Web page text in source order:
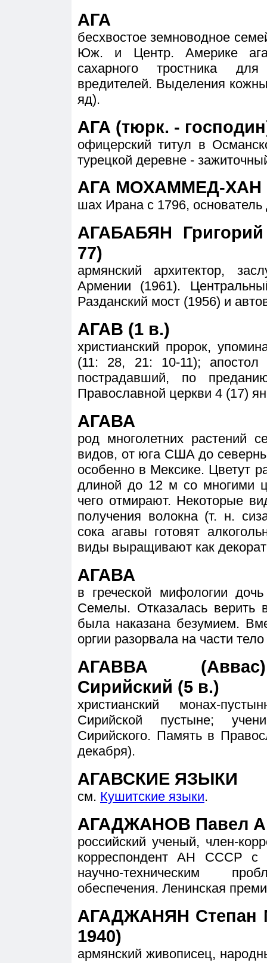
АГА
бесхвостое земноводное
Юж. и Центр. Америке ага
сахарного тростника
вредителей. Выделения
яд).
АГА (тюрк. -
офицерский титул в
турецкой деревне -
АГА МОХАММЕД-ХАН
шах Ирана с 1796,
АГАБАБЯН Григорий
77)
армянский архитектор,
Армении (1961).
Разданский мост (1956) и
АГАВ (1 в.)
христианский пророк,
(11: 28, 21: 10-11); апостол
пострадавший, по
Православной церкви 4 (17)
АГАВА
род многолетних растений
видов, от юга США до
особенно в Мексике. Цветут
длиной до 12 м со многими
чего отмирают. Некоторые
получения волокна (т. н.
сока агавы готовят
виды выращивают как
АГАВА
в греческой мифологии
Семелы. Отказалась верить
была наказана безумием.
оргии разорвала на части
АГАВВА
Сирийский (5 в.)
христианский монах-
Сирийской пустыне;
Сирийского. Память в
декабря).
АГАВСКИЕ ЯЗЫКИ
см. Кушитские языки.
АГАДЖАНОВ Павел
российский ученый, член-
корреспондент АН СССР с
научно-техническим
обеспечения. Ленинская
АГАДЖАНЯН Степан
1940)
армянский живописец,